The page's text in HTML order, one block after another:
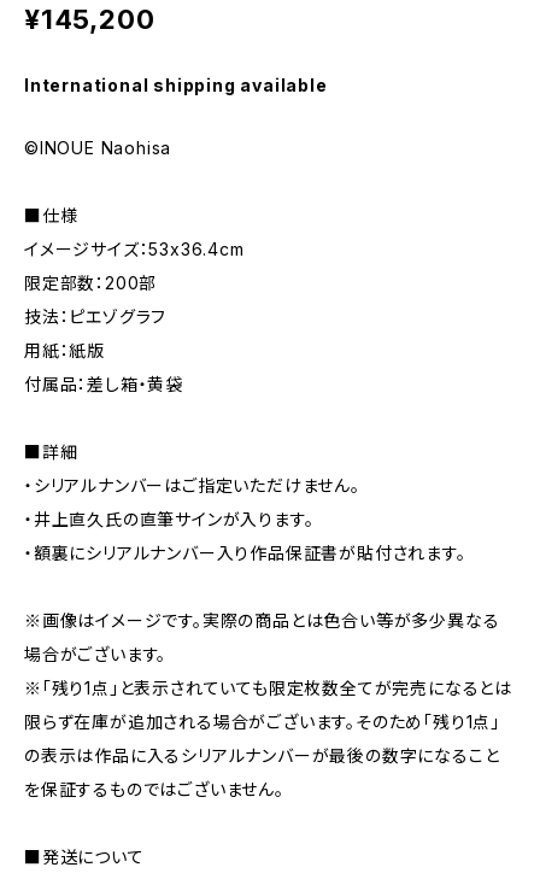
¥145,200
International shipping available
©INOUE Naohisa
■仕様
イメージサイズ：53x36.4cm
限定部数：200部
技法：ピエゾグラフ
用紙：紙版
付属品：差し箱・黄袋
■詳細
・シリアルナンバーはご指定いただけません。
・井上直久氏の直筆サインが入ります。
・額裏にシリアルナンバー入り作品保証書が貼付されます。
※画像はイメージです。実際の商品とは色合い等が多少異なる
場合がございます。
※「残り1点」と表示されていても限定枚数全てが完売になるとは
限らず在庫が追加される場合がございます。そのため「残り1点」
の表示は作品に入るシリアルナンバーが最後の数字になること
を保証するものではございません。
■発送について